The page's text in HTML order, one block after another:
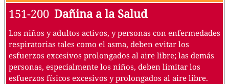
151-200 Dañina a la Salud
Los niños y adultos activos, y personas con enfermedades
respiratorias tales como el asma, deben evitar los
esfuerzos excesivos prolongados al aire libre; las demás
personas, especialmente los niños, deben limitar los
esfuerzos físicos excesivos y prolongados al aire libre.